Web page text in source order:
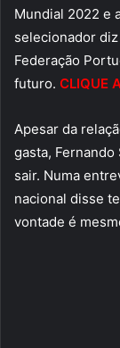
Mundial 2022 e
selecionador
Federação
futuro. CLIQUE
Apesar da
gasta,
sair. Numa
nacional disse
vontade é